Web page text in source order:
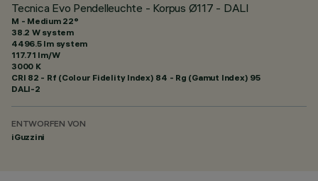
Tecnica Evo Pendelleuchte - Korpus Ø117 - DALI
M - Medium 22°
38.2 W system
4496.5 lm system
117.71 lm/W
3000 K
CRI 82 - Rf (Colour Fidelity Index) 84 - Rg (Gamut Index) 95
DALI-2
ENTWORFEN VON
iGuzzini